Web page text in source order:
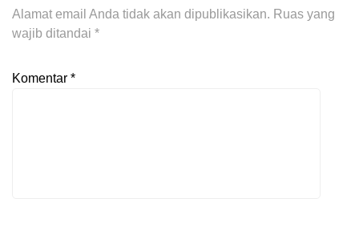
Alamat email Anda tidak akan dipublikasikan. Ruas yang
wajib ditandai *
Komentar *